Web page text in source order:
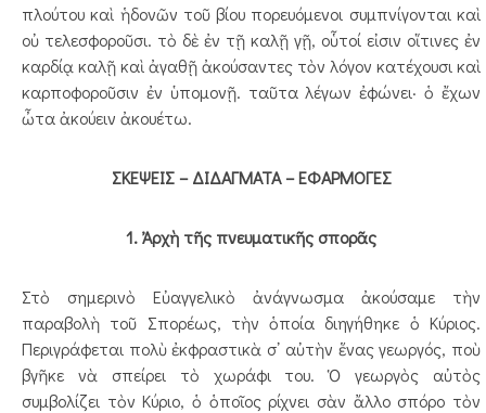
πλού­του καὶ ἡδονῶν τοῦ βίου πορευόμενοι συμπνίγονται καὶ
οὐ τελεσφοροῦσι. τὸ δὲ ἐν τῇ καλῇ γῇ, οὗτοί εἰσιν οἵτινες ἐν
καρδίᾳ καλῇ καὶ ἀγαθῇ ἀκούσαντες τὸν λόγον κα­τέχουσι καὶ
καρποφοροῦσιν ἐν ὑπομονῇ. ταῦτα λέ­γων ἐφώνει· ὁ ἔ­χων
ὦτα ἀκούειν ἀκουέτω.
ΣΚΕΨΕΙΣ – ΔΙΔΑΓΜΑΤΑ – ΕΦΑΡΜΟΓΕΣ
1. Ἀρχὴ τῆς πνευματικῆς σπορᾶς
Στὸ σημερινὸ Εὐαγγελι­κὸ ἀνάγνωσμα ἀκούσαμε τὴν
παραβολὴ τοῦ Σπορέως, τὴν ὁποία διηγήθηκε ὁ Κύριος.
Περιγράφεται πολὺ ἐκφραστικὰ σ᾿ αὐτὴν ἕνας γεωργός, ποὺ
βγῆκε νὰ σπείρει τὸ χωράφι του. Ὁ γεωργὸς αὐτὸς
συμβολίζει τὸν Κύριο, ὁ ὁποῖος ρίχνει σὰν ἄλλο σπόρο τὸν